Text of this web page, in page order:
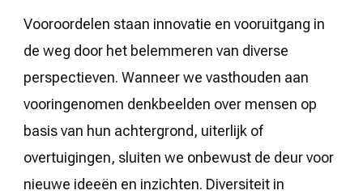
Vooroordelen staan innovatie en vooruitgang in
de weg door het belemmeren van diverse
perspectieven. Wanneer we vasthouden aan
vooringenomen denkbeelden over mensen op
basis van hun achtergrond, uiterlijk of
overtuigingen, sluiten we onbewust de deur voor
nieuwe ideeën en inzichten. Diversiteit in